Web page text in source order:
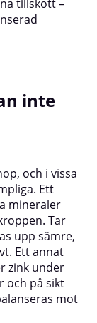
tillskott –
inte
och i vissa
Ett
mineraler
Tar
upp sämre,
Ett annat
zink under
och på sikt
mot